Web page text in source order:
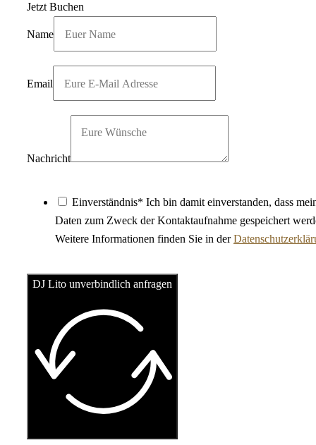
Jetzt Buchen
Name
Email
Nachricht
Einverständnis* Ich bin damit einverstanden, dass
Daten zum Zweck der Kontaktaufnahme gespeichert
Weitere Informationen finden Sie in der
DJ Lito unverbindlich anfragen